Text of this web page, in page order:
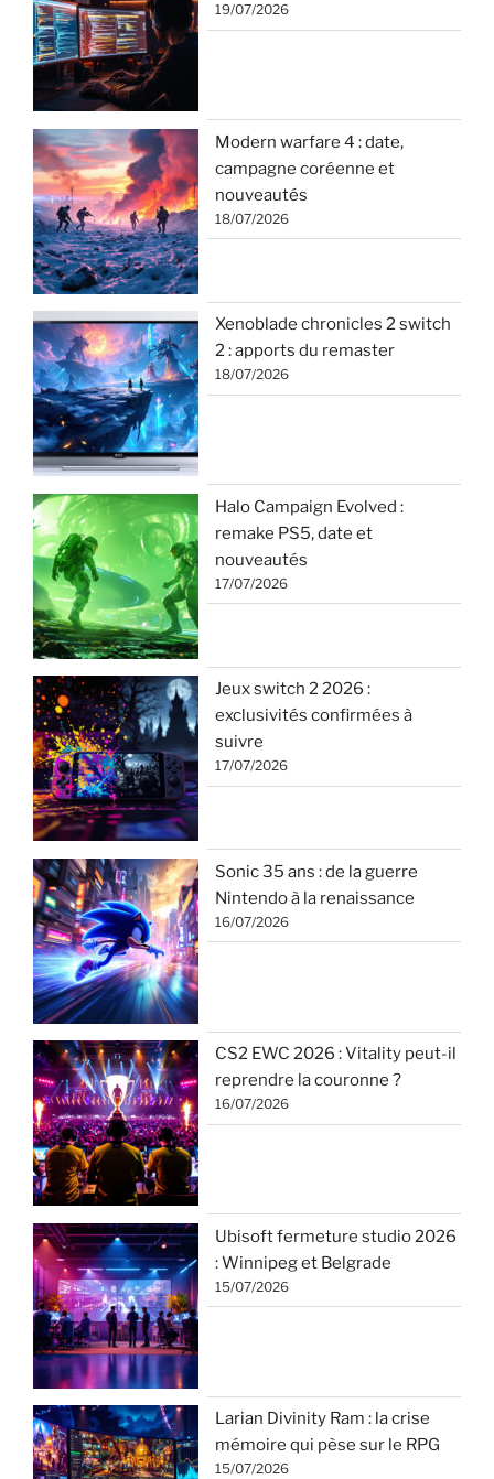
19/07/2026
Modern warfare 4 : date,
campagne coréenne et
nouveautés
18/07/2026
Xenoblade chronicles 2 switch
2 : apports du remaster
18/07/2026
Halo Campaign Evolved :
remake PS5, date et
nouveautés
17/07/2026
Jeux switch 2 2026 :
exclusivités confirmées à
suivre
17/07/2026
Sonic 35 ans : de la guerre
Nintendo à la renaissance
16/07/2026
CS2 EWC 2026 : Vitality peut-il
reprendre la couronne ?
16/07/2026
Ubisoft fermeture studio 2026
: Winnipeg et Belgrade
15/07/2026
Larian Divinity Ram : la crise
mémoire qui pèse sur le RPG
15/07/2026